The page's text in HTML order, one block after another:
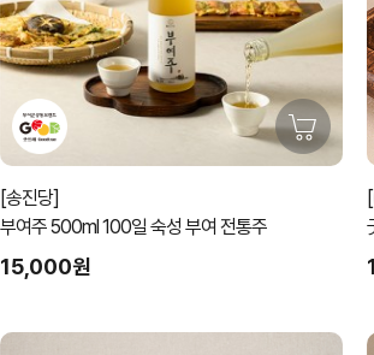
[송진당]
부여주 500ml 100일 숙성 부여 전통주
15,000원